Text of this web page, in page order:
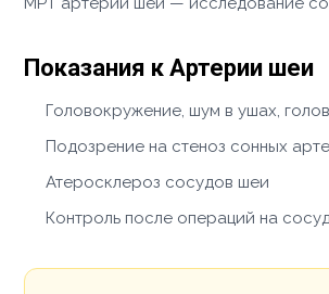
Показания к Артерии шеи
Головокружение, шум в ушах,
Подозрение на стеноз сонных
Атеросклероз сосудов шеи
Контроль после операций на